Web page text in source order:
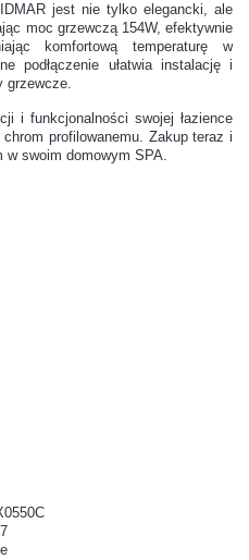
jest nie tylko elegancki, ale
moc grzewczą 154W, efektywnie
komfortową temperaturę w
podłączenie ułatwia instalację i
grzewcze.
i funkcjonalności swojej łazience
profilowanemu. Zakup teraz i
swoim domowym SPA.